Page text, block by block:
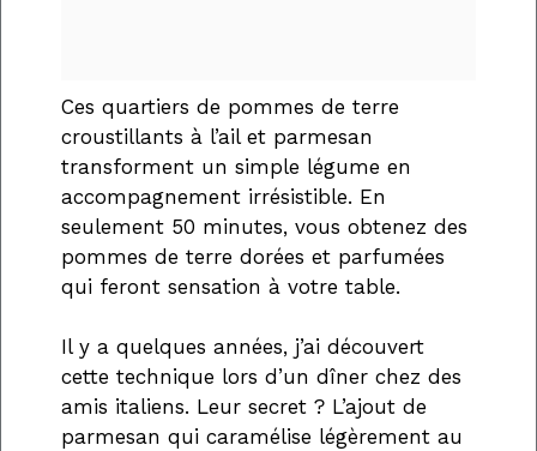
Ces quartiers de pommes de terre
croustillants à l’ail et parmesan
transforment un simple légume en
accompagnement irrésistible. En
seulement 50 minutes, vous obtenez des
pommes de terre dorées et parfumées
qui feront sensation à votre table.
Il y a quelques années, j’ai découvert
cette technique lors d’un dîner chez des
amis italiens. Leur secret ? L’ajout de
parmesan qui caramélise légèrement au